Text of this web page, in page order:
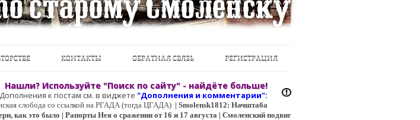
КОНТАКТЫ ОБРАТНАЯ СВЯЗЬ РЕГИСТРАЦИЯ
Нашли? Используйте "Поиск по сайту" - найдёте больше!
Дополнения к постам см. в виджете "Дополнения и комментарии":
слобода со ссылкой на РГАДА (тогда ЦГАДА) | Smolensk1812: Начштаба
как это было | Рапорты Нея о сражении от 16 и 17 августа | Смоленский подвиг